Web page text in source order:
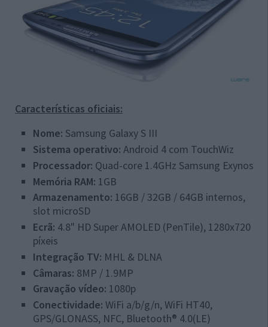
Características oficiais:
Nome: Samsung Galaxy S III
Sistema operativo: Android 4 com TouchWiz
Processador: Quad-core 1.4GHz Samsung Exynos
Memória RAM: 1GB
Armazenamento: 16GB / 32GB / 64GB internos,
slot microSD
Ecrã: 4.8" HD Super AMOLED (PenTile), 1280x720
píxeis
Integração TV: MHL & DLNA
Câmaras: 8MP / 1.9MP
Gravação vídeo: 1080p
Conectividade: WiFi a/b/g/n, WiFi HT40,
GPS/GLONASS, NFC, Bluetooth® 4.0(LE)